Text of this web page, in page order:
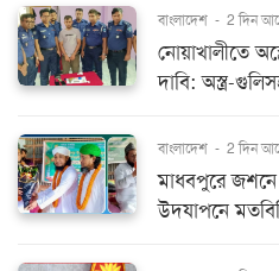
বাংলাদেশ - 2 দিন
নোয়াখালীতে
দাবি: অস্ত্র-
বাংলাদেশ - 2 দিন
মাধবপুরে
উদযাপনে